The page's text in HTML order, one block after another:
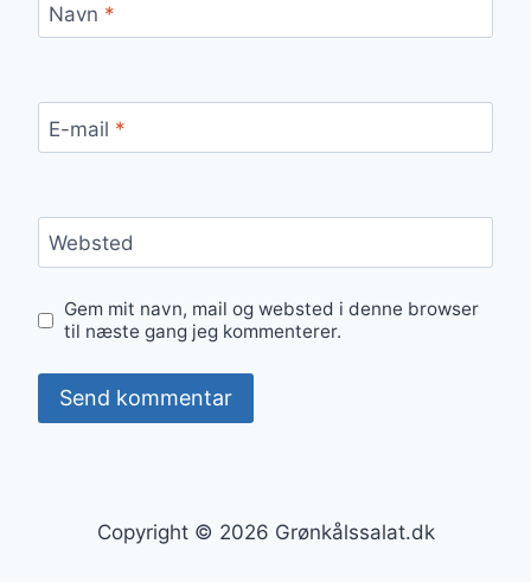
Navn *
E-mail *
Websted
Gem mit navn, mail og websted i denne browser
til næste gang jeg kommenterer.
Copyright © 2026 Grønkålssalat.dk